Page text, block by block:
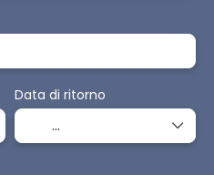
Data di ritorno